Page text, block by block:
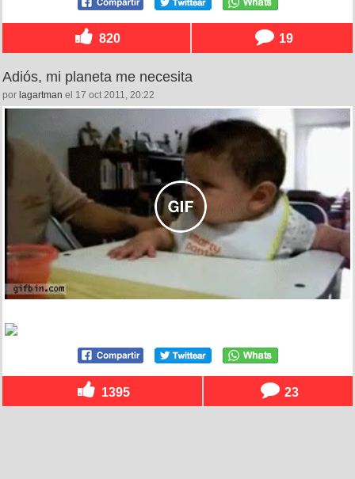
820 19
Adiós, mi planeta me necesita
por lagartman el 17 oct 2011, 20:22
1395 23